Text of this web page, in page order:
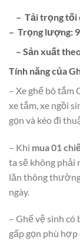
– Tải trọng tối
– Trọng lượng:
– Sản xuất
Tính năng của
– Xe ghế bô tắm
xe tắm, xe ngồi
gọn và kéo đi
– Khi mua 01
ta sẽ không phải
lăn thông
ngày.
– Ghế vệ sinh có
gấp gọn phù hợp